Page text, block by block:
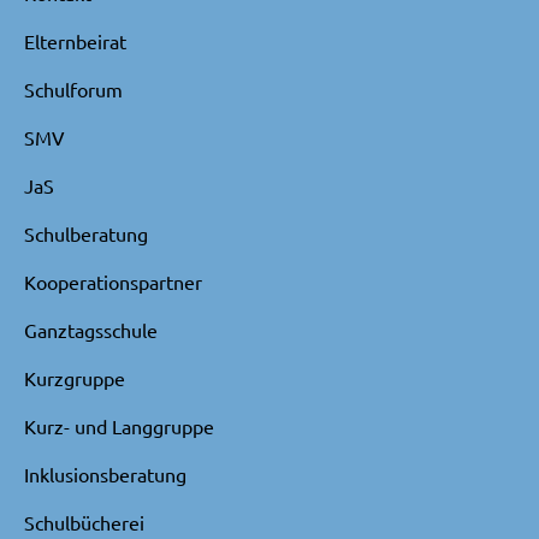
Elternbeirat
Schulforum
SMV
JaS
Schulberatung
Kooperationspartner
Ganztagsschule
Kurzgruppe
Kurz- und Langgruppe
Inklusionsberatung
Schulbücherei